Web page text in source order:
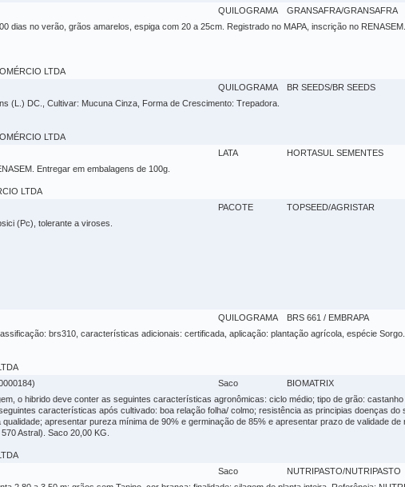
QUILOGRAMA GRANSAFRA/GRANSAFRA
dias no verão, grãos amarelos, espiga com 20 a 25cm. Registrado no MAPA, inscrição no
LTDA
QUILOGRAMA BR SEEDS/BR SEEDS
(L.) DC., Cultivar: Mucuna Cinza, Forma de Crescimento: Trepadora.
LTDA
LATA HORTASUL SEMENTES
Entregar em embalagens de 100g.
LTDA
PACOTE TOPSEED/AGRISTAR
(Pc), tolerante a viroses.
QUILOGRAMA BRS 661 / EMBRAPA
brs310, características adicionais: certificada, aplicação: plantação agrícola, espécie Sorgo.
Saco BIOMATRIX
o hibrido deve conter as seguintes características agronômicas: ciclo médio; tipo de grão:
características após cultivado: boa relação folha/ colmo; resistência as principias doenças do
apresentar pureza mínima de 90% e germinação de 85% e apresentar prazo de validade de
Astral). Saco 20,00 KG.
Saco NUTRIPASTO/NUTRIPASTO